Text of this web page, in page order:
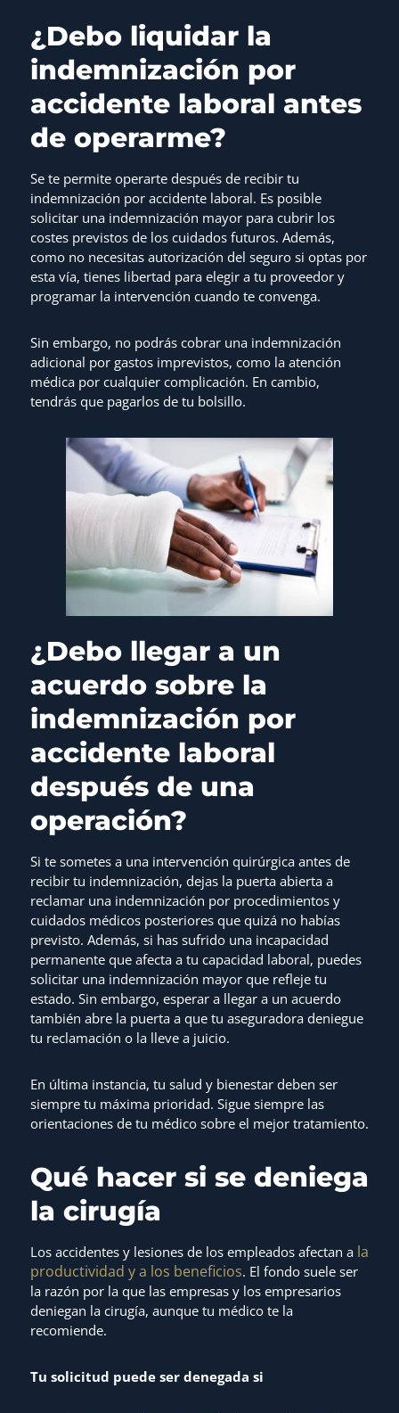
¿Debo liquidar la
indemnización por
accidente laboral antes
de operarme?
Se te permite operarte después de recibir tu
indemnización por accidente laboral. Es posible
solicitar una indemnización mayor para cubrir los
costes previstos de los cuidados futuros. Además,
como no necesitas autorización del seguro si optas por
esta vía, tienes libertad para elegir a tu proveedor y
programar la intervención cuando te convenga.
Sin embargo, no podrás cobrar una indemnización
adicional por gastos imprevistos, como la atención
médica por cualquier complicación. En cambio,
tendrás que pagarlos de tu bolsillo.
¿Debo llegar a un
acuerdo sobre la
indemnización por
accidente laboral
después de una
operación?
Si te sometes a una intervención quirúrgica antes de
recibir tu indemnización, dejas la puerta abierta a
reclamar una indemnización por procedimientos y
cuidados médicos posteriores que quizá no habías
previsto. Además, si has sufrido una incapacidad
permanente que afecta a tu capacidad laboral, puedes
solicitar una indemnización mayor que refleje tu
estado. Sin embargo, esperar a llegar a un acuerdo
también abre la puerta a que tu aseguradora deniegue
tu reclamación o la lleve a juicio.
En última instancia, tu salud y bienestar deben ser
siempre tu máxima prioridad. Sigue siempre las
orientaciones de tu médico sobre el mejor tratamiento.
Qué hacer si se deniega
la cirugía
Los accidentes y lesiones de los empleados afectan a la
productividad y a los beneficios. El fondo suele ser
la razón por la que las empresas y los empresarios
deniegan la cirugía, aunque tu médico te la
recomiende.
Tu solicitud puede ser denegada si